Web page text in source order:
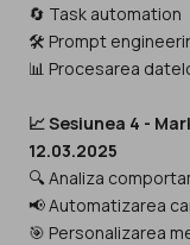
🔄 Task automation
🛠️ Prompt
📊 Procesarea
📈 Sesiunea 4 -
12.03.2025
🔍 Analiza
📢 Automatizarea
🎯 Personalizarea